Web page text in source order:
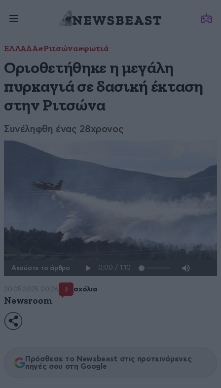
ΕΛΛΑΔΑ#Ριτσώνα#φωτιά
Οριοθετήθηκε η μεγάλη
πυρκαγιά σε δασική έκταση
στην Ριτσώνα
Συνέληφθη ένας 28χρονος
Ακούστε το άρθρο
20·05·2025 00:26 2 σχόλια
Newsroom
Πρόσθεσε το Newsbeast στις προτεινόμενες
πηγές σου στη Google